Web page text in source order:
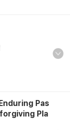
Pas
Pla